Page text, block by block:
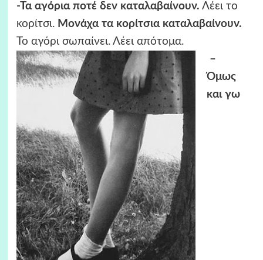
-Τα αγόρια ποτέ δεν καταλαβαίνουν. Λέει το
κορίτσι. Μονάχα τα κορίτσια καταλαβαίνουν.
Το αγόρι σωπαίνει. Λέει απότομα.
–
Όμως
και γω